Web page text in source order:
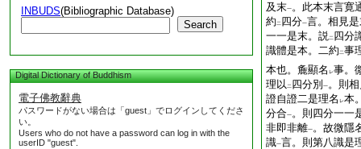
INBUDS(Bibliographic Database)
Search
Digital Dictionary of Buddhism
電子佛教辭典
パスワードがない場合は「guest」でログインしてくださ
い。
Users who do not have a password can log in with the
userID "guest".
及末一。此本末言寛
約 二 四分一言。相見
一一是末。説二 四分
識體是本。二約 二事
本也。麁顯名 レ事。
理以 二 四分別 一。則
證自證二是理名 レ本
分合一。則四分一一
非即非離一。故微隱
識一言。則第八識是